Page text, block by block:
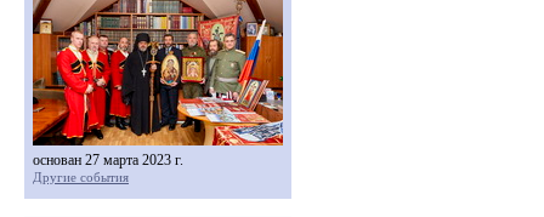
основан 27 марта 2023 г.
Другие события